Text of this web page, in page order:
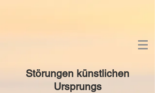
Störungen künstlichen
Ursprungs